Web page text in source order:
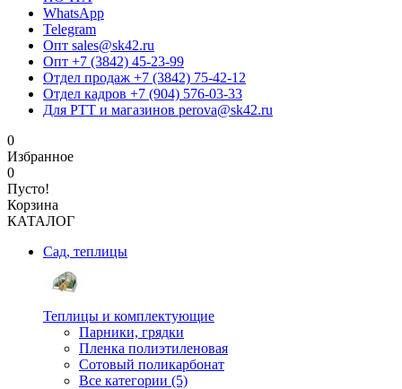
WhatsApp
Telegram
Опт sales@sk42.ru
Опт +7 (3842) 45-23-99
Отдел продаж +7 (3842) 75-42-12
Отдел кадров +7 (904) 576-03-33
Для РТТ и магазинов perova@sk42.ru
0
Избранное
0
Пусто!
Корзина
КАТАЛОГ
Сад, теплицы
Теплицы и комплектующие
Парники, грядки
Пленка полиэтиленовая
Сотовый поликарбонат
Все категории (5)